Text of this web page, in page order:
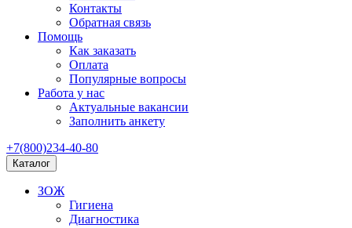
Контакты
Обратная связь
Помощь
Как заказать
Оплата
Популярные вопросы
Работа у нас
Актуальные вакансии
Заполнить анкету
+7(800)234-40-80
Каталог
ЗОЖ
Гигиена
Диагностика